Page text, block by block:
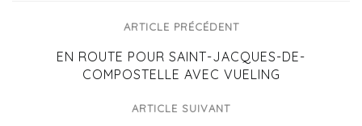
ARTICLE PRÉCÉDENT
EN ROUTE POUR SAINT-JACQUES-DE-
COMPOSTELLE AVEC VUELING
ARTICLE SUIVANT